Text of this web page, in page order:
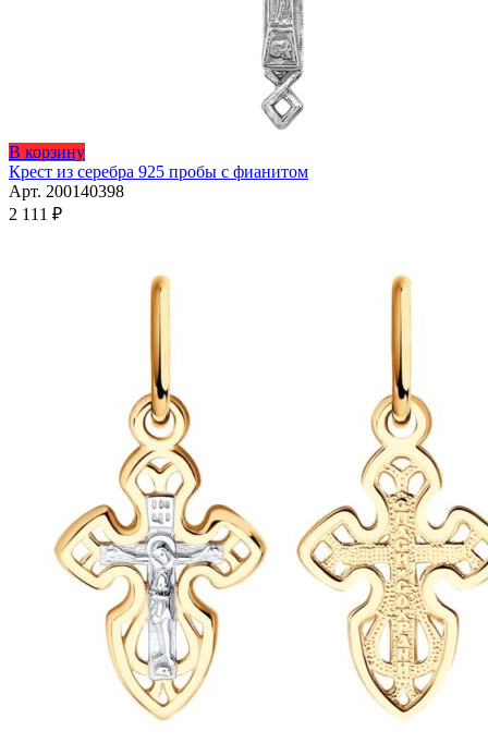
В корзинуЭтот
товар
имеет
Крест из серебра 925 пробы с фианитом
Арт. 200140398
2 111 ₽